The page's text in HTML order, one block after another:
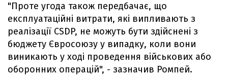
"Проте угода також передбачає, що
експлуатаційні витрати, які випливають з
реалізації CSDP, не можуть бути здійснені з
бюджету Євросоюзу у випадку, коли вони
виникають у ході проведення військових або
оборонних операцій", - зазначив Ромпей.